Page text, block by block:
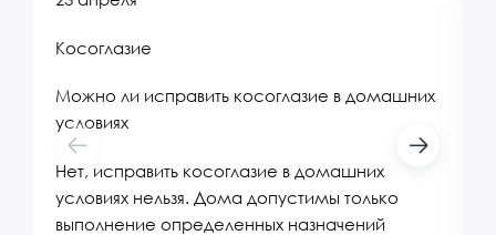
Косоглазие
Можно ли исправить косоглазие в домашних
условиях
Нет, исправить косоглазие в домашних
условиях нельзя. Дома допустимы только
выполнение определенных назначений